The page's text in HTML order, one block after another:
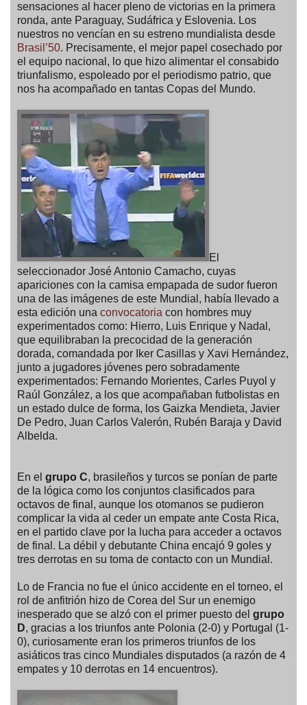
sensaciones al hacer pleno de victorias en la primera
ronda, ante Paraguay, Sudáfrica y Eslovenia. Los
nuestros no vencían en su estreno mundialista desde
Brasil’50. Precisamente, el mejor papel cosechado por
el equipo nacional, lo que hizo alimentar el consabido
triunfalismo, espoleado por el periodismo patrio, que
nos ha acompañado en tantas Copas del Mundo.
El
seleccionador José Antonio Camacho, cuyas
apariciones con la camisa empapada de sudor fueron
una de las imágenes de este Mundial, había llevado a
esta edición una convocatoria con hombres muy
experimentados como: Hierro, Luis Enrique y Nadal,
que equilibraban la precocidad de la generación
dorada, comandada por Iker Casillas y Xavi Hernández,
junto a jugadores jóvenes pero sobradamente
experimentados: Fernando Morientes, Carles Puyol y
Raúl González, a los que acompañaban futbolistas en
un estado dulce de forma, los Gaizka Mendieta, Javier
De Pedro, Juan Carlos Valerón, Rubén Baraja y David
Albelda.
En el grupo C, brasileños y turcos se ponían de parte
de la lógica como los conjuntos clasificados para
octavos de final, aunque los otomanos se pudieron
complicar la vida al ceder un empate ante Costa Rica,
en el partido clave por la lucha para acceder a octavos
de final. La débil y debutante China encajó 9 goles y
tres derrotas en su toma de contacto con un Mundial.
Lo de Francia no fue el único accidente en el torneo, el
rol de anfitrión hizo de Corea del Sur un enemigo
inesperado que se alzó con el primer puesto del grupo
D, gracias a los triunfos ante Polonia (2-0) y Portugal (1-
0), curiosamente eran los primeros triunfos de los
asiáticos tras cinco Mundiales disputados (a razón de 4
empates y 10 derrotas en 14 encuentros).